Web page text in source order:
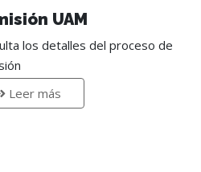
UAM
los detalles del proceso de
Leer más